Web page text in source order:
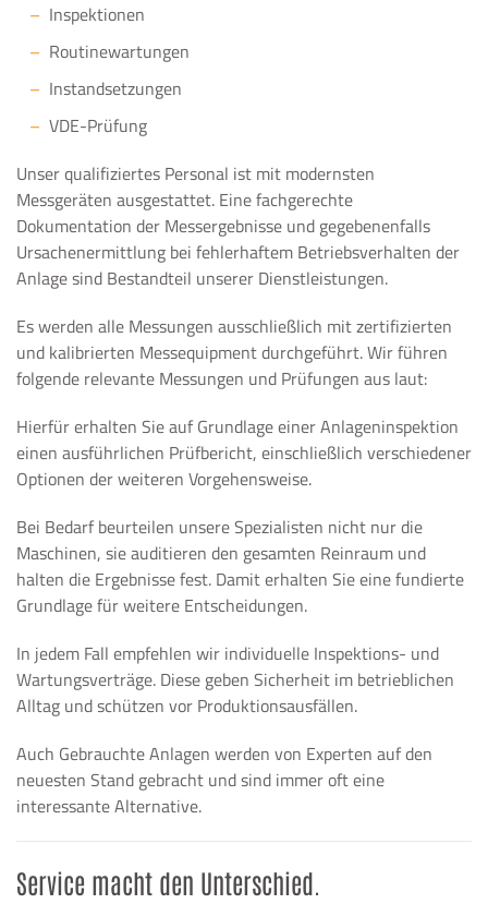
Inspektionen
Routinewartungen
Instandsetzungen
VDE-Prüfung
Unser qualifiziertes Personal ist mit modernsten
Messgeräten ausgestattet. Eine fachgerechte
Dokumentation der Messergebnisse und gegebenenfalls
Ursachenermittlung bei fehlerhaftem Betriebsverhalten der
Anlage sind Bestandteil unserer Dienstleistungen.
Es werden alle Messungen ausschließlich mit zertifizierten
und kalibrierten Messequipment durchgeführt. Wir führen
folgende relevante Messungen und Prüfungen aus laut:
Hierfür erhalten Sie auf Grundlage einer Anlageninspektion
einen ausführlichen Prüfbericht, einschließlich verschiedener
Optionen der weiteren Vorgehensweise.
Bei Bedarf beurteilen unsere Spezialisten nicht nur die
Maschinen, sie auditieren den gesamten Reinraum und
halten die Ergebnisse fest. Damit erhalten Sie eine fundierte
Grundlage für weitere Entscheidungen.
In jedem Fall empfehlen wir individuelle Inspektions- und
Wartungsverträge. Diese geben Sicherheit im betrieblichen
Alltag und schützen vor Produktionsausfällen.
Auch Gebrauchte Anlagen werden von Experten auf den
neuesten Stand gebracht und sind immer oft eine
interessante Alternative.
Service macht den Unterschied.